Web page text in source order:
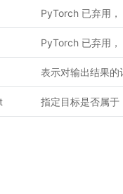
PyTorch 已弃用，
PyTorch 已弃用，
表示对输出结果的
指定目标是否属于